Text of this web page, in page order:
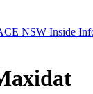
NSW Inside